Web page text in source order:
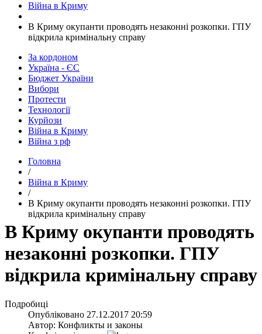
Війна в Криму
​В Криму окупанти проводять незаконні розкопки. ГПУ
відкрила кримінальну справу
За кордоном
Україна - ЄС
Бюджет України
Вибори
Протести
Технології
Курйози
Війна в Криму
Війна з рф
Головна
/
Війна в Криму
/
​В Криму окупанти проводять незаконні розкопки. ГПУ
відкрила кримінальну справу
​В Криму окупанти проводять
незаконні розкопки. ГПУ
відкрила кримінальну справу
Подробиці
Опубліковано 27.12.2017 20:59
Автор: Конфликты и законы